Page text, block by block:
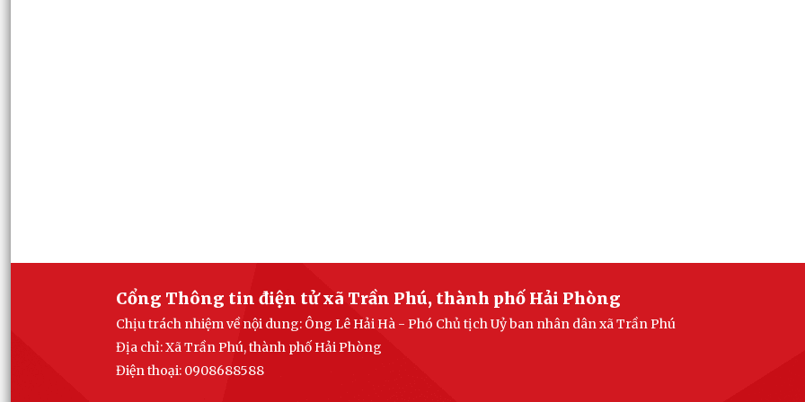
Cổng Thông tin điện tử xã Trần Phú, thành phố Hải Phòng
Chịu trách nhiệm về nội dung: Ông Lê Hải Hà - Phó Chủ tịch Uỷ ban nhân dân xã Trần Phú
Địa chỉ: Xã Trần Phú, thành phố Hải Phòng
Điện thoại: 0908688588